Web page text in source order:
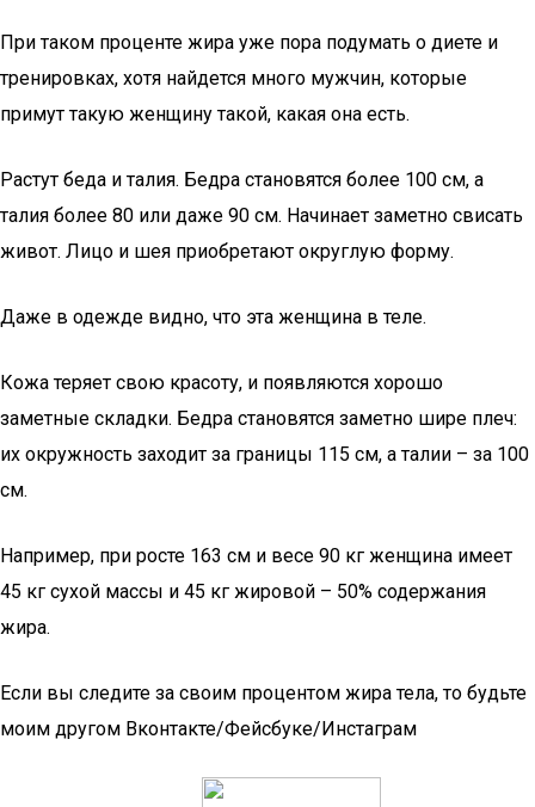
При таком проценте жира уже пора подумать о диете и
тренировках, хотя найдется много мужчин, которые
примут такую женщину такой, какая она есть.
Растут беда и талия. Бедра становятся более 100 см, а
талия более 80 или даже 90 см. Начинает заметно свисать
живот. Лицо и шея приобретают округлую форму.
Даже в одежде видно, что эта женщина в теле.
Кожа теряет свою красоту, и появляются хорошо
заметные складки. Бедра становятся заметно шире плеч:
их окружность заходит за границы 115 см, а талии – за 100
см.
Например, при росте 163 см и весе 90 кг женщина имеет
45 кг сухой массы и 45 кг жировой – 50% содержания
жира.
Если вы следите за своим процентом жира тела, то будьте
моим другом Вконтакте/Фейсбуке/Инстаграм